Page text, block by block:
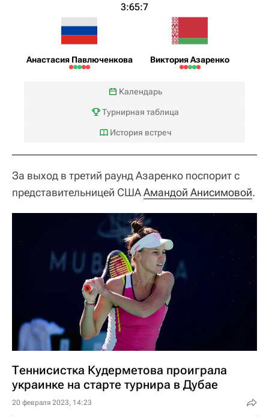
Анастасия Павлюченкова
3:65:7
Виктория Азаренко
Календарь
Турнирная таблица
История встреч
За выход в третий раунд Азаренко поспорит с
представительницей СШААмандой Анисимовой.
Теннисистка Кудерметова проиграла
украинке на старте турнира в Дубае
20 февраля 2023, 14:23